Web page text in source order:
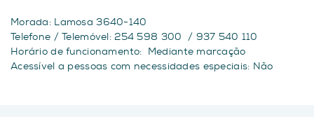
Morada: Lamosa 3640-140
Telefone / Telemóvel: 254 598 300 / 937 540 110
Horário de funcionamento: Mediante marcação
Acessível a pessoas com necessidades especiais: Não